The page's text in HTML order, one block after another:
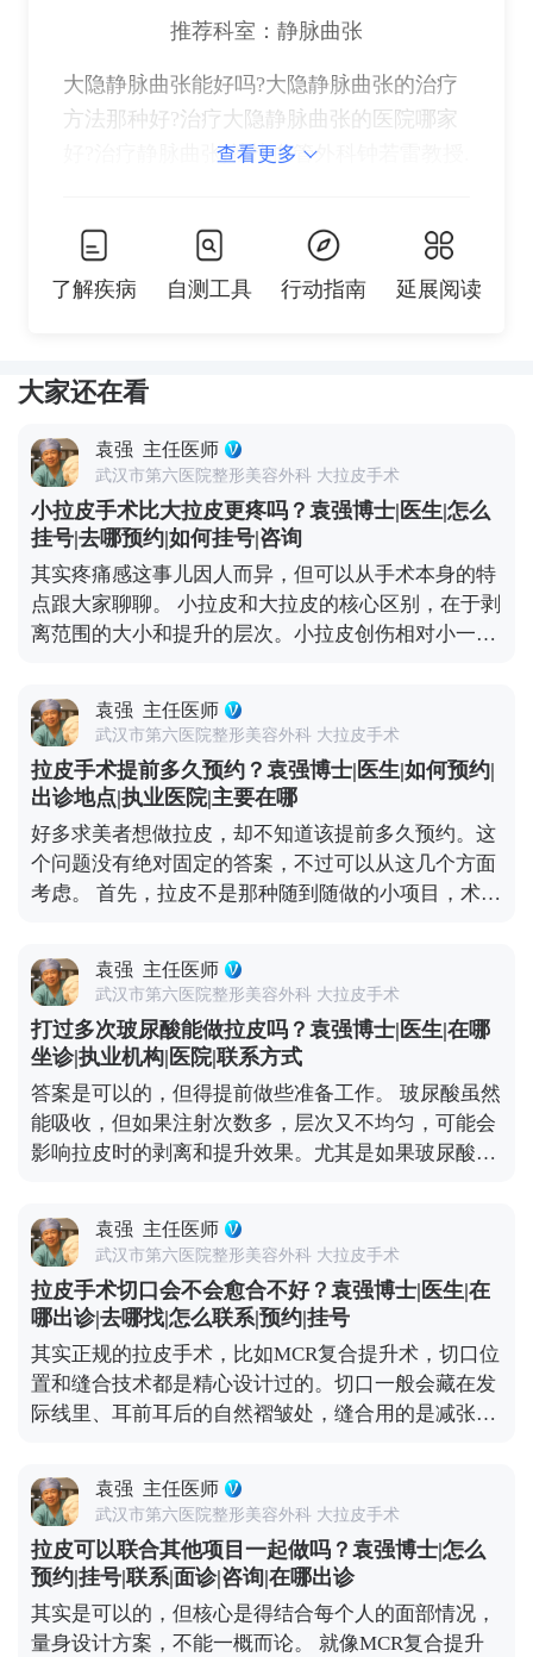
推荐科室：静脉曲张
大隐静脉曲张能好吗?大隐静脉曲张的治疗
方法那种好?治疗大隐静脉曲张的医院哪家
好?治疗静脉曲张,就找血管外科钟若雷教授.
查看更多
了解疾病 自测工具 行动指南 延展阅读
大家还在看
袁强 主任医师
武汉市第六医院整形美容外科 大拉皮手术
小拉皮手术比大拉皮更疼吗？袁强博士|医生|怎么
挂号|去哪预约|如何挂号|咨询
其实疼痛感这事儿因人而异，但可以从手术本身的特
点跟大家聊聊。 小拉皮和大拉皮的核心区别，在于剥
离范围的大小和提升的层次。小拉皮创伤相对小一
人耐受力、术中麻醉效果和术后护理。 不管是小拉皮
还是大拉皮，术中都会用麻醉，手术过程中是完全不
疼的。术后的疼痛感主要集中在恢复初期，但可以通
过药物和物理方式缓解。我都会跟患者交代，术后多
休息、按时吃药、避免剧烈活动，这样疼痛感会明显
减轻。 所以大家不用因为怕疼就纠结选哪种术式，关
键还是要根据自己的衰老程度和预期效果，选适合自
问题，可以去官方媒体平台（公众号、百家号、小红
薯）预约面诊，详细了解。
袁强 主任医师
武汉市第六医院整形美容外科 大拉皮手术
拉皮手术提前多久预约？袁强博士|医生|如何预约|
出诊地点|执业医院|主要在哪
好多求美者想做拉皮，却不知道该提前多久预约。这
个问题没有绝对固定的答案，不过可以从这几个方面
考虑。 首先，拉皮不是那种随到随做的小项目，术前
预约面诊，这样医生才有足够的时间了解你的面部情
况、需求，帮你设计个性化的手术方案。 其次，拉皮
前后需要一段恢复期，要是你有重要的社交活动或者
工作安排，一定要提前规划好时间，避免恢复期和重
要行程冲突。另外，手术前还得做一些必要的体检，
确保身体状况适合手术，这也需要预留时间。 最后，
医生的排期也是个重要因素。靠谱的医生手术排期通
常都比较满，提前预约才能避免等太久。建议大家只
留足准备时间。 想知道更多关于MCR复合提升术的
问题，可以去官方媒体平台（公众号、百家号、小红
薯）预约面诊，详细了解。
袁强 主任医师
武汉市第六医院整形美容外科 大拉皮手术
打过多次玻尿酸能做拉皮吗？袁强博士|医生|在哪
坐诊|执业机构|医院|联系方式
答案是可以的，但得提前做些准备工作。 玻尿酸虽然
能吸收，但如果注射次数多，层次又不均匀，可能会
影响拉皮时的剥离和提升效果。尤其是如果玻尿酸跑
一般建议，拉皮手术前先面诊检查，看看面部玻尿酸
的分布情况。如果有必要，就先把多余的玻尿酸溶解
掉，等面部状态恢复稳定了再做拉皮。这样既能保证
手术安全，也能让提升效果更精准、更持久。 其实拉
皮和填充并不冲突，关键是要找对时间、用对方式，
才能真正达到面部年轻化的效果。 想知道更多关于
MCR复合提升术的问题，可以去官方媒体平台（公众
号、百家号、小红薯）预约面诊，详细了解。
袁强 主任医师
武汉市第六医院整形美容外科 大拉皮手术
拉皮手术切口会不会愈合不好？袁强博士|医生|在
哪出诊|去哪找|怎么联系|预约|挂号
其实正规的拉皮手术，比如MCR复合提升术，切口位
置和缝合技术都是精心设计过的。切口一般会藏在发
际线里、耳前耳后的自然褶皱处，缝合用的是减张缝
出来了。至于大家担心的耳朵变形，只要操作规范，
这种情况很少出现。 当然，愈合效果不只是医生技术
的事，术后护理也很关键。术后两三周内尽量别抽烟
喝酒，辛辣食物、海鲜和牛羊肉这些“发物”也先忌
口，饮食清淡软烂一些。出院后可以散散步，但一个
月内别做跑步、游泳、力量训练这些剧烈运动，避免
影响伤口愈合。 总的来说，只要选对医生、做好护
袁强 主任医师
武汉市第六医院整形美容外科 大拉皮手术
拉皮可以联合其他项目一起做吗？袁强博士|怎么
预约|挂号|联系|面诊|咨询|在哪出诊
其实是可以的，但核心是得结合每个人的面部情况，
量身设计方案，不能一概而论。 就像MCR复合提升